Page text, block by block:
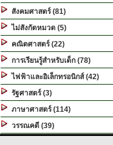
สังคมศาสตร์ (81)
ไม่สังกัดหมวด (5)
คณิตศาสตร์ (22)
การเรียนรู้สำหรับเด็ก (78)
ไฟฟ้าและอิเล็กทรอนิกส์ (42)
รัฐศาสตร์ (3)
ภาษาศาสตร์ (114)
วรรณคดี (39)